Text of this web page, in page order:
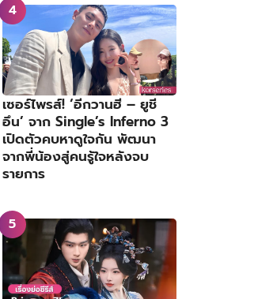
เซอร์ไพรส์! ‘อีกวานฮี – ยูชี
อึน’ จาก Single’s Inferno 3
เปิดตัวคบหาดูใจกัน พัฒนา
จากพี่น้องสู่คนรู้ใจหลังจบ
รายการ